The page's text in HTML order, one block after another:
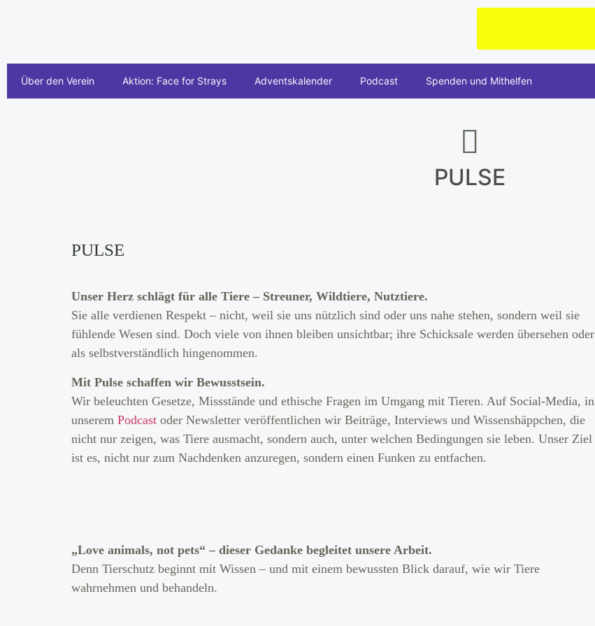
Über den Verein Aktion: Face for Strays Adventskalender Podcast Spenden und Mithelfen
PULSE
PULSE
Unser Herz schlägt für alle Tiere – Streuner, Wildtiere, Nutztiere.
Sie alle verdienen Respekt – nicht, weil sie uns nützlich sind oder uns nahe stehen, sondern weil sie
fühlende Wesen sind. Doch viele von ihnen bleiben unsichtbar; ihre Schicksale werden übersehen oder
als selbstverständlich hingenommen.
Mit Pulse schaffen wir Bewusstsein.
Wir beleuchten Gesetze, Missstände und ethische Fragen im Umgang mit Tieren. Auf Social-Media, in
unserem Podcast oder Newsletter veröffentlichen wir Beiträge, Interviews und Wissenshäppchen, die
nicht nur zeigen, was Tiere ausmacht, sondern auch, unter welchen Bedingungen sie leben. Unser Ziel
ist es, nicht nur zum Nachdenken anzuregen, sondern einen Funken zu entfachen.
„Love animals, not pets“ – dieser Gedanke begleitet unsere Arbeit.
Denn Tierschutz beginnt mit Wissen – und mit einem bewussten Blick darauf, wie wir Tiere
wahrnehmen und behandeln.